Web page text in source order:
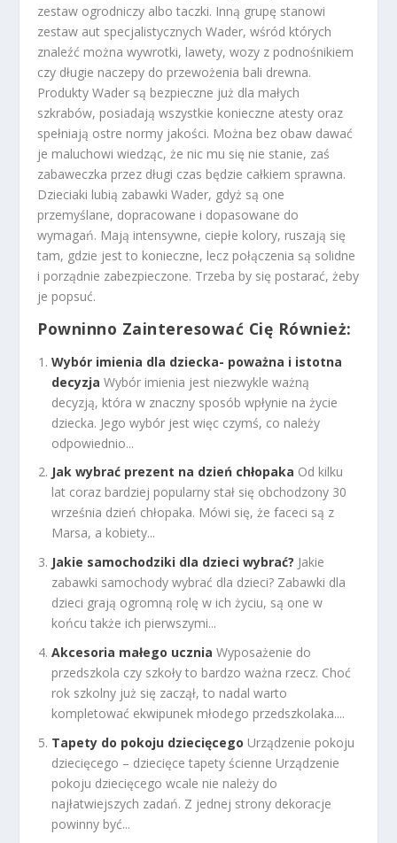
zestaw ogrodniczy albo taczki. Inną grupę stanowi
zestaw aut specjalistycznych Wader, wśród których
znaleźć można wywrotki, lawety, wozy z podnośnikiem
czy długie naczepy do przewożenia bali drewna.
Produkty Wader są bezpieczne już dla małych
szkrabów, posiadają wszystkie konieczne atesty oraz
spełniają ostre normy jakości. Można bez obaw dawać
je maluchowi wiedząc, że nic mu się nie stanie, zaś
zabaweczka przez długi czas będzie całkiem sprawna.
Dzieciaki lubią zabawki Wader, gdyż są one
przemyślane, dopracowane i dopasowane do
wymagań. Mają intensywne, ciepłe kolory, ruszają się
tam, gdzie jest to konieczne, lecz połączenia są solidne
i porządnie zabezpieczone. Trzeba by się postarać, żeby
je popsuć.
Powninno Zainteresować Cię Również:
Wybór imienia dla dziecka- poważna i istotna
decyzja Wybór imienia jest niezwykle ważną
decyzją, która w znaczny sposób wpłynie na życie
dziecka. Jego wybór jest więc czymś, co należy
odpowiednio...
Jak wybrać prezent na dzień chłopaka Od kilku
lat coraz bardziej popularny stał się obchodzony 30
września dzień chłopaka. Mówi się, że faceci są z
Marsa, a kobiety...
Jakie samochodziki dla dzieci wybrać? Jakie
zabawki samochody wybrać dla dzieci? Zabawki dla
dzieci grają ogromną rolę w ich życiu, są one w
końcu także ich pierwszymi...
Akcesoria małego ucznia Wyposażenie do
przedszkola czy szkoły to bardzo ważna rzecz. Choć
rok szkolny już się zaczął, to nadal warto
kompletować ekwipunek młodego przedszkolaka....
Tapety do pokoju dziecięcego Urządzenie pokoju
dziecięcego – dziecięce tapety ścienne Urządzenie
pokoju dziecięcego wcale nie należy do
najłatwiejszych zadań. Z jednej strony dekoracje
powinny być...